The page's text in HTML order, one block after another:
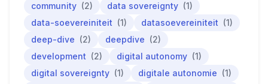
community (2) data sovereignty (1)
data-soevereiniteit (1) datasoevereiniteit (1)
deep-dive (2) deepdive (2)
development (2) digital autonomy (1)
digital sovereignty (1) digitale autonomie (1)